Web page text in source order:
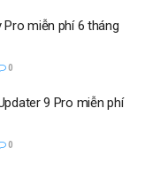
Pro miễn phí 6 tháng
0
9 Pro miễn phí
0